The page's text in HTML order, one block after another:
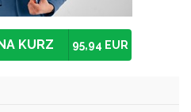
KURZ 95,94 EUR